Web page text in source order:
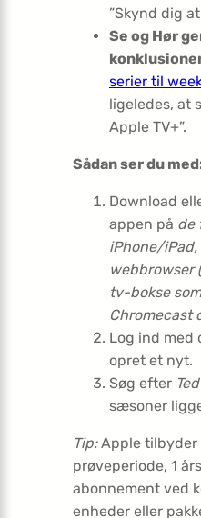
”Skynd dig
Se og Hør
serier til
ligeledes, at
Apple TV+”.
Sådan ser du
Download
appen på de
iPhone/
webbrowser
tv-bokse
Chromecast
Log ind med
opret et nyt.
Søg efter
sæsoner
Tip:Apple tilbyder
prøveperiode, 1
abonnement ved
enheder eller